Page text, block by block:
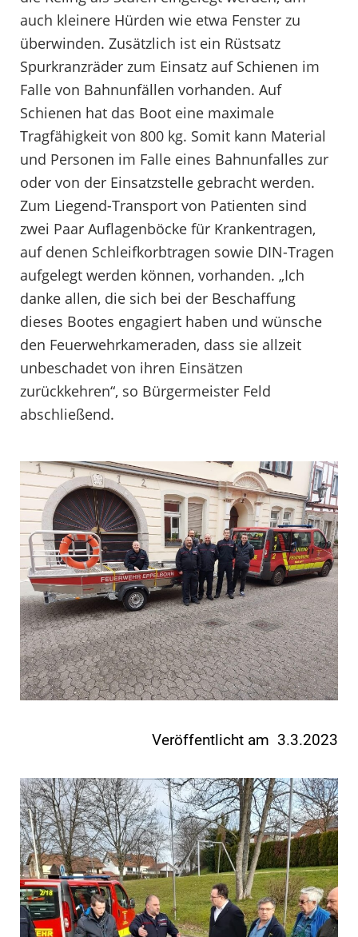
auch kleinere Hürden wie etwa Fenster zu
überwinden. Zusätzlich ist ein Rüstsatz
Spurkranzräder zum Einsatz auf Schienen im
Falle von Bahnunfällen vorhanden. Auf
Schienen hat das Boot eine maximale
Tragfähigkeit von 800 kg. Somit kann Material
und Personen im Falle eines Bahnunfalles zur
oder von der Einsatzstelle gebracht werden.
Zum Liegend-Transport von Patienten sind
zwei Paar Auflagenböcke für Krankentragen,
auf denen Schleifkorbtragen sowie DIN-Tragen
aufgelegt werden können, vorhanden. „Ich
danke allen, die sich bei der Beschaffung
dieses Bootes engagiert haben und wünsche
den Feuerwehrkameraden, dass sie allzeit
unbeschadet von ihren Einsätzen
zurückkehren“, so Bürgermeister Feld
abschließend.
Veröffentlicht am 3.3.2023